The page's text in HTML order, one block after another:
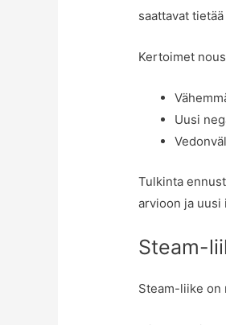
saattavat
Kertoimet
Uusi
Tulkinta
arvioon ja uusi
Steam-
Steam-liike on